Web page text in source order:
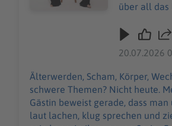
über all das
ehrlich sein
Joyn und
die
maximalem
Wumms
20.07.2026
Älterwerden, Scham, Körper,
schwere Themen? Nicht heute.
Gästin beweist gerade, dass
laut lachen, klug sprechen und